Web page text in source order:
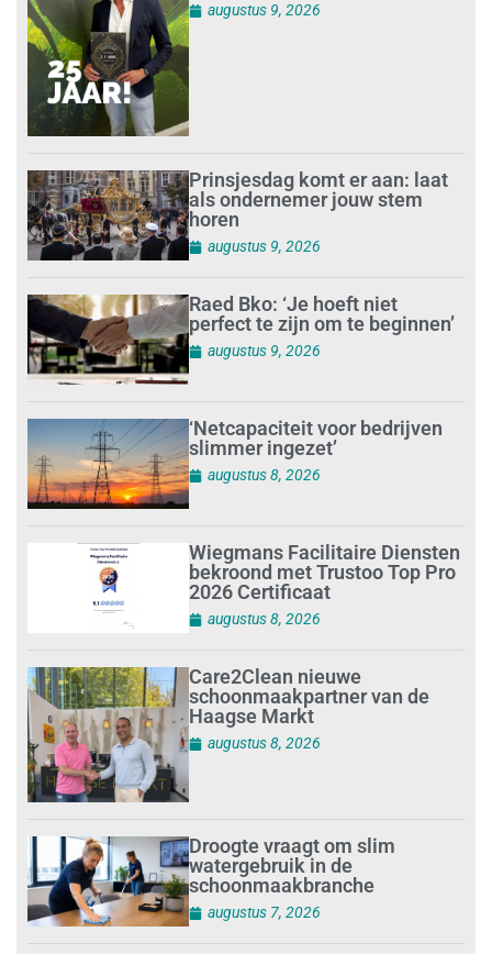
augustus 9, 2026
Prinsjesdag komt er aan: laat
als ondernemer jouw stem
horen
augustus 9, 2026
Raed Bko: ‘Je hoeft niet
perfect te zijn om te beginnen’
augustus 9, 2026
‘Netcapaciteit voor bedrijven
slimmer ingezet’
augustus 8, 2026
Wiegmans Facilitaire Diensten
bekroond met Trustoo Top Pro
2026 Certificaat
augustus 8, 2026
Care2Clean nieuwe
schoonmaakpartner van de
Haagse Markt
augustus 8, 2026
Droogte vraagt om slim
watergebruik in de
schoonmaakbranche
augustus 7, 2026